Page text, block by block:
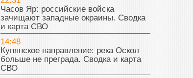
Часов Яр: российские войска
зачищают западные окраины. Сводка
и карта СВО
14:48
Купянское направление: река Оскол
больше не преграда. Сводка и карта
СВО